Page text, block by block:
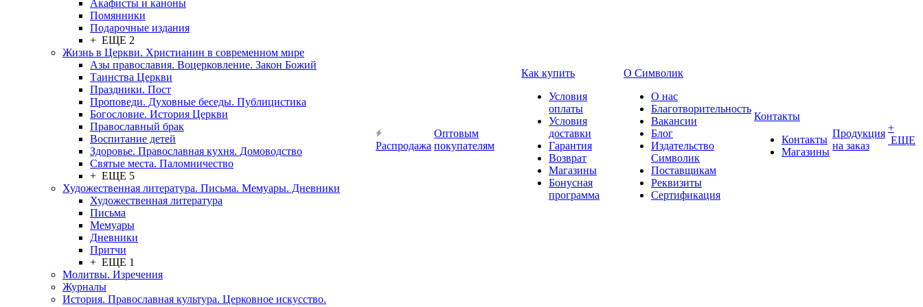
Акафисты и каноны
Помянники
Подарочные издания
+ ЕЩЕ 2
Жизнь в Церкви. Христианин в современном мире
Азы православия. Воцерковление. Закон Божий
Таинства Церкви
Праздники. Пост
Проповеди. Духовные беседы. Публицистика
Богословие. История Церкви
Православный брак
Воспитание детей
Здоровье. Православная кухня. Домоводство
Святые места. Паломничество
+ ЕЩЕ 5
Художественная литература. Письма. Мемуары. Дневники
Художественная литература
Письма
Мемуары
Дневники
Притчи
+ ЕЩЕ 1
Молитвы. Изречения
Журналы
История. Православная культура. Церковное искусство.
Распродажа
Оптовым
покупателям
Как купить
Условия
оплаты
Условия
доставки
Гарантия
Возврат
Магазины
Бонусная
программа
О Символик
О нас
Благотворительность
Вакансии
Блог
Издательство
Символик
Поставщикам
Реквизиты
Сертификация
Контакты
Контакты
Магазины
Продукция
на заказ
+
ЕЩЕ